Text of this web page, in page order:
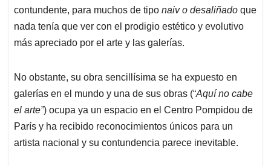
contundente, para muchos de tipo naiv o desaliñado que
nada tenía que ver con el prodigio estético y evolutivo
más apreciado por el arte y las galerías.
No obstante, su obra sencillísima se ha expuesto en
galerías en el mundo y una de sus obras (“Aquí no cabe
el arte”) ocupa ya un espacio en el Centro Pompidou de
París y ha recibido reconocimientos únicos para un
artista nacional y su contundencia parece inevitable.